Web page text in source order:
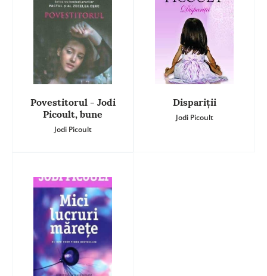
Povestitorul - Jodi
Picoult, bune
Jodi Picoult
Dispariții
Jodi Picoult